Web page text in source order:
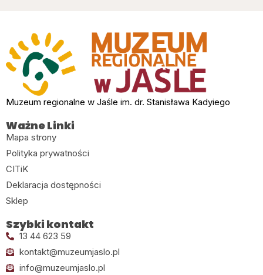
Muzeum regionalne w Jaśle im. dr. Stanisława Kadyiego
Ważne Linki
Mapa strony
Polityka prywatności
CITiK
Deklaracja dostępności
Sklep
Szybki kontakt
13 44 623 59
kontakt@muzeumjaslo.pl
info@muzeumjaslo.pl